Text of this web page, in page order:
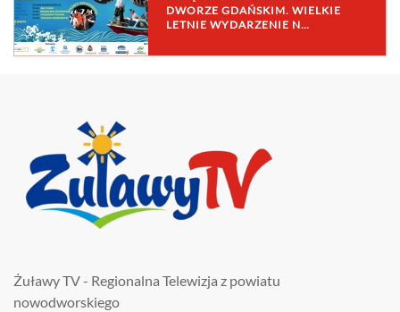
DWORZE GDAŃSKIM. WIELKIE
LETNIE WYDARZENIE N…
Żuławy TV - Regionalna Telewizja z powiatu
nowodworskiego